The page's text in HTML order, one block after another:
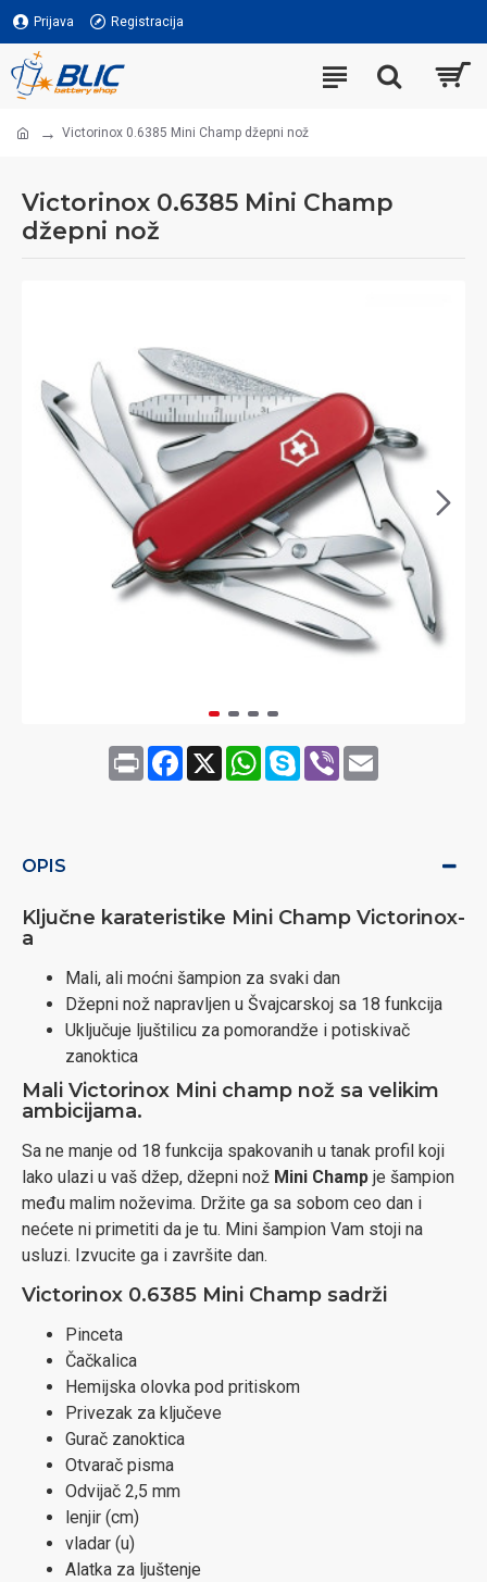
Prijava Registracija
Victorinox 0.6385 Mini Champ džepni nož
Victorinox 0.6385 Mini Champ
džepni nož
Print Facebook
X WhatsApp
SkypeViberEmail
OPIS
Ključne karateristike Mini Champ Victorinox-
a
Mali, ali moćni šampion za svaki dan
Džepni nož napravljen u Švajcarskoj sa 18 funkcija
Uključuje ljuštilicu za pomorandže i potiskivač
zanoktica
Mali Victorinox Mini champ nož sa velikim
ambicijama.
Sa ne manje od 18 funkcija spakovanih u tanak profil koji
lako ulazi u vaš džep, džepni nož Mini Champ je šampion
među malim noževima. Držite ga sa sobom ceo dan i
nećete ni primetiti da je tu. Mini šampion Vam stoji na
usluzi. Izvucite ga i završite dan.
Victorinox 0.6385 Mini Champ sadrži
Pinceta
Čačkalica
Hemijska olovka pod pritiskom
Privezak za ključeve
Gurač zanoktica
Otvarač pisma
Odvijač 2,5 mm
lenjir (cm)
vladar (u)
Alatka za ljuštenje